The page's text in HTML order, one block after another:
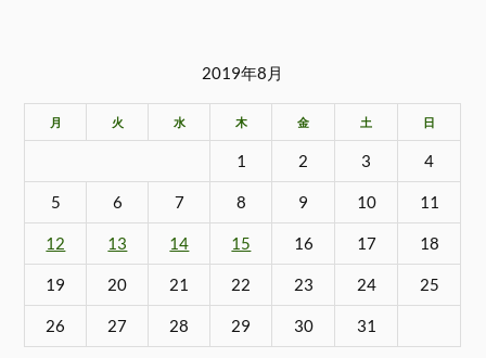
2019年8月
月 火 水 木 金 土 日
1 2 3 4
5 6 7 8 9 10 11
12 13 14 15 16 17 18
19 20 21 22 23 24 25
26 27 28 29 30 31